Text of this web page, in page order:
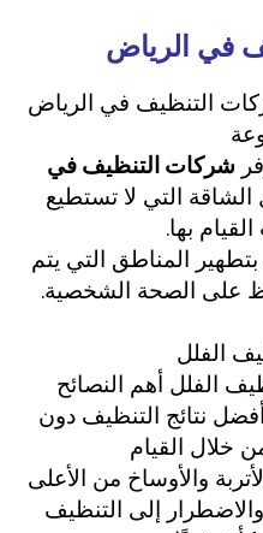
في الرياض
التنظيف في الرياض
شركات التنظيف في
الشاقة التي لا تستطيع
بها.
المناطق التي يتم
على الصحة الشخصية.
الفلل
الفلل أهم النصائح
نتائج التنظيف دون
خلال القيام
والأوساخ من الأعلى
إلى التنظيف